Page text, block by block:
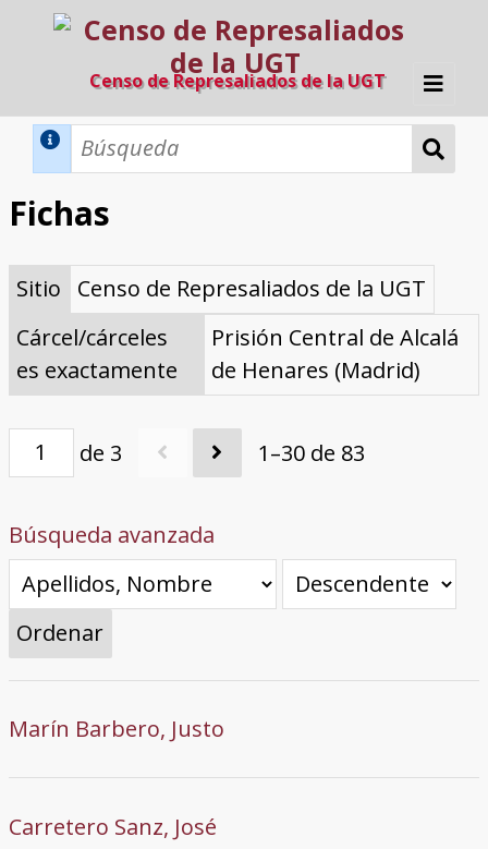
Censo de Represaliados de la UGT
Inicio
Directorio A-Z
Provincias de nacimiento
Profesión
Cárceles
Condenados a muerte
Condenados a muerte (con busca
dinámica)
Ejecutados
El proyecto
Razones y objetivos
El equipo
Colaboradores
Fuentes documentales
Fichas
Sitio
Censo de Represaliados de la UGT
Cárcel/cárceles
es exactamente
Prisión Central de Alcalá
de Henares (Madrid)
de 3 1–30 de 83
Búsqueda avanzada
Ordenar
Marín Barbero, Justo
Carretero Sanz, José